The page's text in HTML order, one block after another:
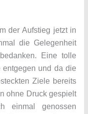
der Aufstieg jetzt in
die Gelegenheit
Eine tolle
und da die
Ziele bereits
ohne Druck gespielt
einmal genossen